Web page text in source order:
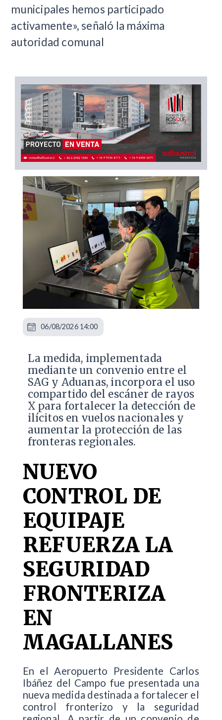
municipales hemos participado
activamente», señaló la máxima
autoridad comunal
La medida, implementada
mediante un convenio entre el
SAG y Aduanas, incorpora el uso
compartido del escáner de rayos
X para fortalecer la detección de
ilícitos en vuelos nacionales y
aumentar la protección de las
fronteras regionales.
NUEVO
CONTROL DE
EQUIPAJE
REFUERZA LA
SEGURIDAD
FRONTERIZA
EN
MAGALLANES
En el Aeropuerto Presidente Carlos
Ibáñez del Campo fue presentada una
nueva medida destinada a fortalecer el
control fronterizo y la seguridad
06/08/2026 14:00